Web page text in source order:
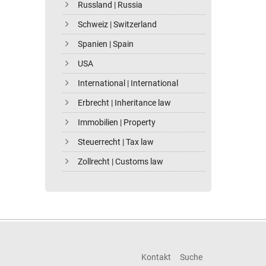
Russland | Russia
Schweiz | Switzerland
Spanien | Spain
USA
International | International
Erbrecht | Inheritance law
Immobilien | Property
Steuerrecht | Tax law
Zollrecht | Customs law
Kontakt Suche